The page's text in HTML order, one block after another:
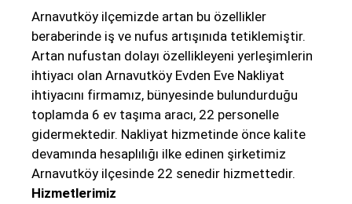
Arnavutköy ilçemizde artan bu özellikler
beraberinde iş ve nufus artışınıda tetiklemiştir.
Artan nufustan dolayı özellikleyeni yerleşimlerin
ihtiyacı olan Arnavutköy Evden Eve Nakliyat
ihtiyacını firmamız, bünyesinde bulundurduğu
toplamda 6 ev taşıma aracı, 22 personelle
gidermektedir. Nakliyat hizmetinde önce kalite
devamında hesaplılığı ilke edinen şirketimiz
Arnavutköy ilçesinde 22 senedir hizmettedir.
Hizmetlerimiz